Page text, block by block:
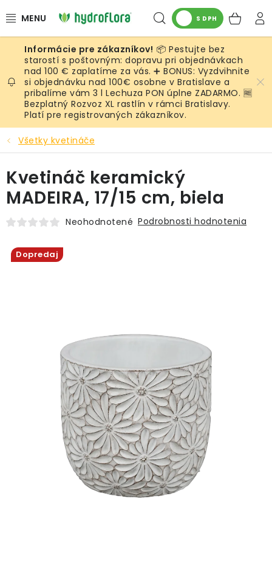
na
Hľadať
S DPH
RASTLINY
UMELÉ RASTLINY
KVETINÁČE
SUBSTRÁTY A PRÍSLUŠENSTVO
SERVIS INTERIÉROVEJ ZELENE
INTERIÉROVÉ DEKORÁCIE
NA OBJEDNÁVKU
📦 Pestujte bez
starostí s poštovným: dopravu pri objednávkach
nad 100 € zaplatíme za vás. ➕ BONUS: Vyzdvihnite
si objednávku nad 100€ osobne v Bratislave a
pribalíme vám 3 l Lechuza PON úplne ZADARMO. 🆓
Bezplatný Rozvoz XL rastlín v rámci Bratislavy.
Platí pre registrovaných zákazníkov.
Všetky kvetináče
Kvetináč keramický
MADEIRA, 17/15 cm, biela
Neohodnotené Podrobnosti hodnotenia
Dopredaj